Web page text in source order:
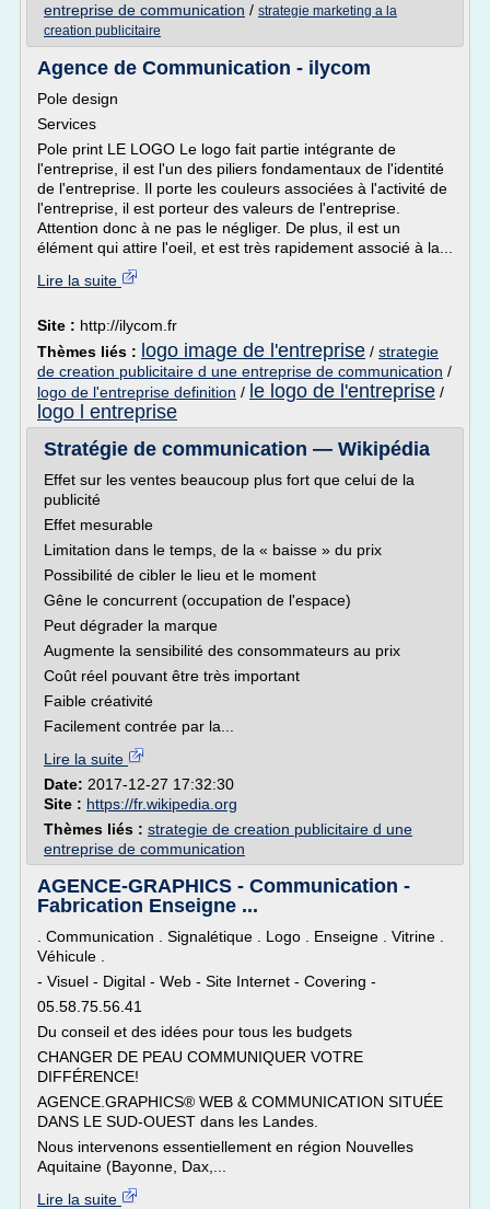
entreprise de communication / strategie marketing a la
creation publicitaire
Agence de Communication - ilycom
Pole design
Services
Pole print LE LOGO Le logo fait partie intégrante de
l'entreprise, il est l'un des piliers fondamentaux de l'identité
de l'entreprise. Il porte les couleurs associées à l'activité de
l'entreprise, il est porteur des valeurs de l'entreprise.
Attention donc à ne pas le négliger. De plus, il est un
élément qui attire l'oeil, et est très rapidement associé à la...
Lire la suite
Site : http://ilycom.fr
Thèmes liés : logo image de l'entreprise / strategie
de creation publicitaire d une entreprise de communication /
logo de l'entreprise definition / le logo de l'entreprise /
logo l entreprise
Stratégie de communication — Wikipédia
Effet sur les ventes beaucoup plus fort que celui de la
publicité
Effet mesurable
Limitation dans le temps, de la « baisse » du prix
Possibilité de cibler le lieu et le moment
Gêne le concurrent (occupation de l'espace)
Peut dégrader la marque
Augmente la sensibilité des consommateurs au prix
Coût réel pouvant être très important
Faible créativité
Facilement contrée par la...
Lire la suite
Date: 2017-12-27 17:32:30
Site : https://fr.wikipedia.org
Thèmes liés : strategie de creation publicitaire d une
entreprise de communication
AGENCE-GRAPHICS - Communication -
Fabrication Enseigne ...
. Communication . Signalétique . Logo . Enseigne . Vitrine .
Véhicule .
- Visuel - Digital - Web - Site Internet - Covering -
05.58.75.56.41
Du conseil et des idées pour tous les budgets
CHANGER DE PEAU COMMUNIQUER VOTRE
DIFFÉRENCE!
AGENCE.GRAPHICS® WEB & COMMUNICATION SITUÉE
DANS LE SUD-OUEST dans les Landes.
Nous intervenons essentiellement en région Nouvelles
Aquitaine (Bayonne, Dax,...
Lire la suite